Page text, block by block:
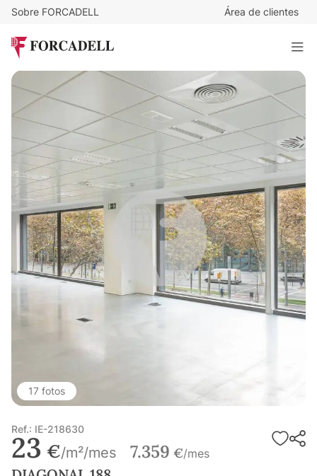
Sobre FORCADELL Área de clientes
DIAGONAL 188
319 m²
17 fotos
Ref.: IE-218630
23 €/m²/mes 7.359 €/mes